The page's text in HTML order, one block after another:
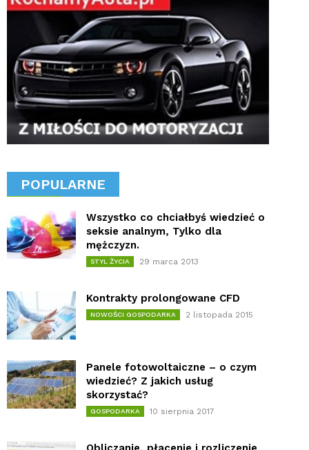
POPULARNE
Wszystko co chciałbyś wiedzieć o
seksie analnym, Tylko dla
mężczyzn.
STYL ŻYCIA 29 marca 2013
Kontrakty prolongowane CFD
NOWOŚCI GOSPODARKA 2 listopada 2015
Panele fotowoltaiczne – o czym
wiedzieć? Z jakich usług
skorzystać?
GOSPODARKA 10 sierpnia 2017